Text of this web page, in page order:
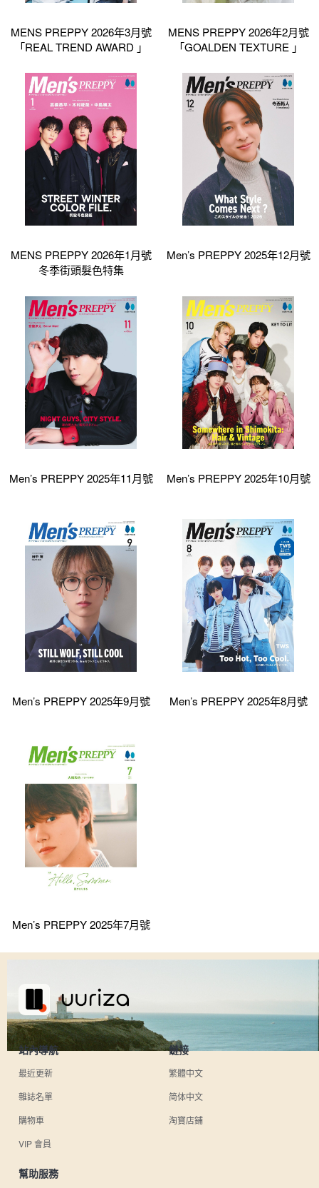
MENS PREPPY 2026年3月號
「REAL TREND AWARD 」
MENS PREPPY 2026年2月號
「GOALDEN TEXTURE 」
MENS PREPPY 2026年1月號
冬季街頭髮色特集
Men’s PREPPY 2025年12月號
Men’s PREPPY 2025年11月號 Men’s PREPPY 2025年10月號
Men’s PREPPY 2025年9月號 Men’s PREPPY 2025年8月號
Men’s PREPPY 2025年7月號
站內導航
最近更新
雜誌名單
購物車
VIP 會員
鏈接
繁體中文
简体中文
淘寶店鋪
幫助服務